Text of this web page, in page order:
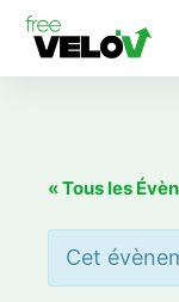
Aller
« Tous les
Cet